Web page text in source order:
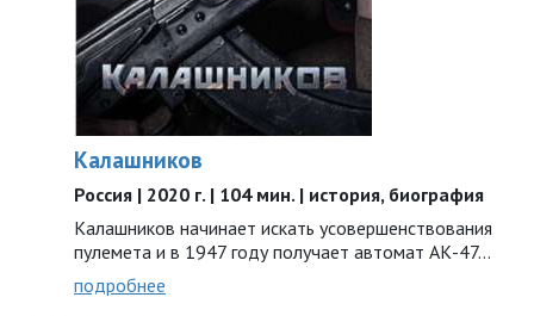
Калашников
Россия | 2020 г. | 104 мин. | история, биография
Калашников начинает искать усовершенствования
пулемета и в 1947 году получает автомат АК-47…
подробнее